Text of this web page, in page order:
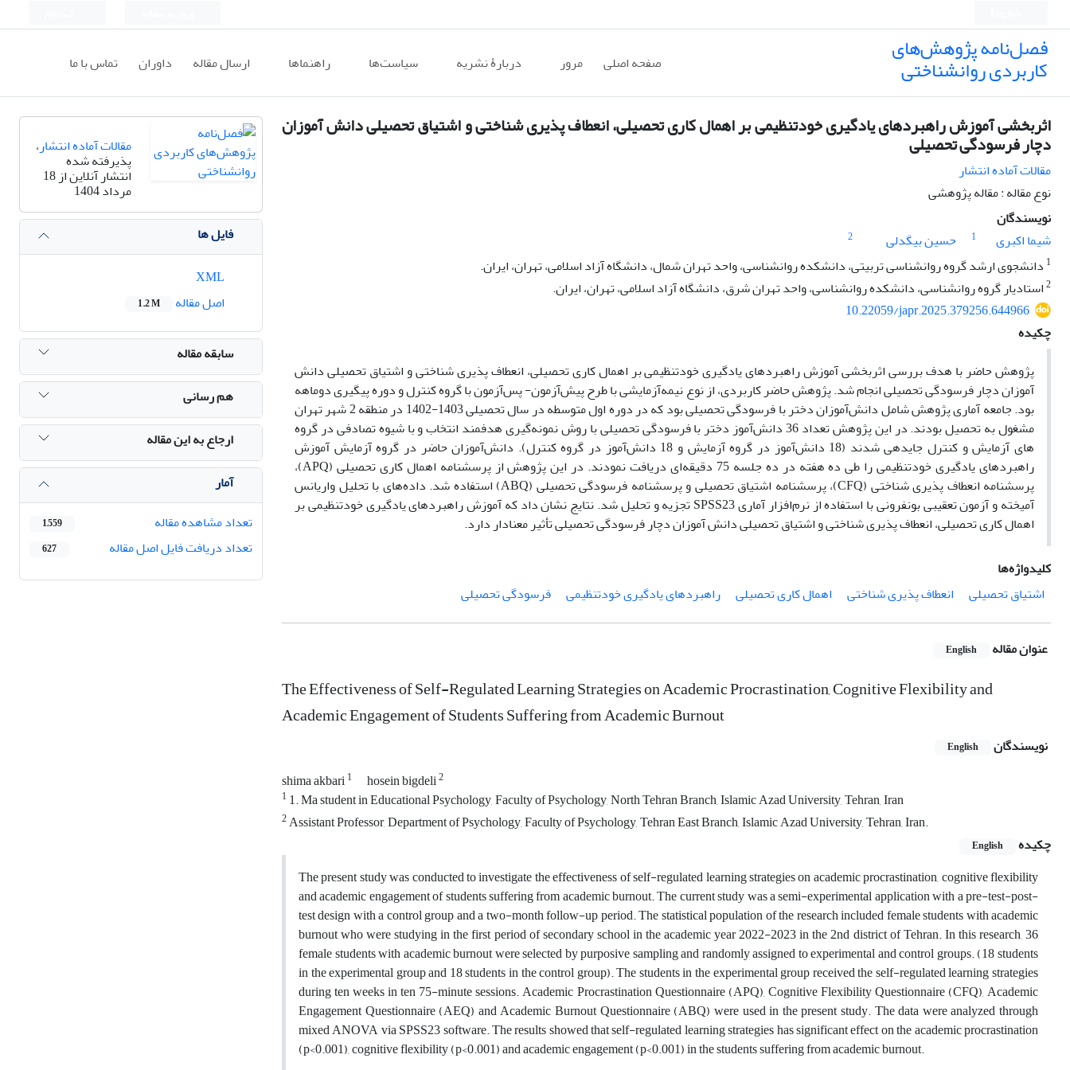
فصل‌نامه پژوهش‌های
کاربردی روانشناختی صفحه اصلی مرور دربارۀ نشریه سیاست‌ها راهنماها ارسال مقاله داوران تماس با ما
اثربخشی آموزش راهبردهای یادگیری خودتنظیمی بر اهمال کاری تحصیلی، انعطاف پذیری شناختی و اشتیاق تحصیلی دانش آموزان
دچار فرسودگی تحصیلی
مقالات آماده انتشار
نوع مقاله : مقاله پژوهشی
نویسندگان
شیما اکبری
1 حسین بیگدلی
2
1 دانشجوی ارشد گروه روانشناسی تربیتی، دانشکده روانشناسی، واحد تهران شمال، دانشگاه آزاد اسلامی، تهران، ایران.
2استادیار گروه روانشناسی، دانشکده روانشناسی، واحد تهران شرق، دانشگاه آزاد اسلامی، تهران، ایران.
10.22059/japr.2025.379256.644966
چکیده
پژوهش حاضر با هدف بررسی اثربخشی آموزش راهبردهای یادگیری خودتنظیمی بر اهمال کاری تحصیلی، انعطاف پذیری شناختی و اشتیاق تحصیلی دانش
آموزان دچار فرسودگی تحصیلی انجام شد. پژوهش حاضر کاربردی، از نوع نیمه‌آزمایشی با طرح پیش‌آزمون- پس‌آزمون با گروه کنترل و دوره پیگیری دوماهه
بود. جامعه آماری پژوهش شامل دانش‌آموزان دختر با فرسودگی تحصیلی بود که در دوره اول متوسطه در سال تحصیلی 1403-1402 در منطقه 2 شهر تهران
مشغول به تحصیل بودند. در این پژوهش تعداد 36 دانش‌آموز دختر با فرسودگی تحصیلی با روش نمونه‌گیری هدفمند انتخاب و با شیوه تصادفی در گروه
های آزمایش و کنترل جایدهی شدند (18 دانش‌آموز در گروه آزمایش و 18 دانش‌آموز در گروه کنترل). دانش‌آموزان حاضر در گروه آزمایش آموزش
راهبردهای یادگیری خودتنظیمی را طی ده هفته در ده جلسه 75 دقیقه‌ای دریافت نمودند. در این پژوهش از پرسشنامه اهمال کاری تحصیلی (APQ)،
پرسشنامه انعطاف پذیری شناختی (CFQ)، پرسشنامه اشتیاق تحصیلی و پرسشنامه فرسودگی تحصیلی (ABQ) استفاده شد. داده‌های با تحلیل واریانس
آمیخته و آزمون تعقیبی بونفرونی با استفاده از نرم‌افزار آماری SPSS23 تجزیه و تحلیل شد. نتایج نشان داد که آموزش راهبردهای یادگیری خودتنظیمی بر
اهمال کاری تحصیلی، انعطاف پذیری شناختی و اشتیاق تحصیلی دانش آموزان دچار فرسودگی تحصیلی تأثیر معنادار دارد.
کلیدواژه‌ها
اشتیاق تحصیلی
انعطاف پذیری شناختی اهمال کاری تحصیلی راهبردهای یادگیری خودتنظیمی فرسودگی تحصیلی
عنوان مقاله English
The Effectiveness of Self-Regulated Learning Strategies on Academic Procrastination, Cognitive Flexibility and
Academic Engagement of Students Suffering from Academic Burnout
نویسندگان English
shima akbari1 hosein bigdeli2
1 1. Ma student in Educational Psychology, Faculty of Psychology, North Tehran Branch, Islamic Azad University, Tehran, Iran
2Assistant Professor, Department of Psychology, Faculty of Psychology, Tehran East Branch, Islamic Azad University, Tehran, Iran.
چکیده
English
The present study was conducted to investigate the effectiveness of self-regulated learning strategies on academic procrastination, cognitive flexibility
and academic engagement of students suffering from academic burnout. The current study was a semi-experimental application with a pre-test-post-
test design with a control group and a two-month follow-up period. The statistical population of the research included female students with academic
burnout who were studying in the first period of secondary school in the academic year 2022-2023 in the 2nd district of Tehran. In this research, 36
female students with academic burnout were selected by purposive sampling and randomly assigned to experimental and control groups. (18 students
in the experimental group and 18 students in the control group). The students in the experimental group received the self-regulated learning strategies
during ten weeks in ten 75-minute sessions. Academic Procrastination Questionnaire (APQ), Cognitive Flexibility Questionnaire (CFQ), Academic
Engagement Questionnaire (AEQ) and Academic Burnout Questionnaire (ABQ) were used in the present study. The data were analyzed through
mixed ANOVA via SPSS23 software. The results showed that self-regulated learning strategies has significant effect on the academic procrastination
(p<0.001), cognitive flexibility (p<0.001) and academic engagement (p<0.001) in the students suffering from academic burnout.
مقالات آماده انتشار،
پذیرفته شده
انتشار آنلاین از 18
مرداد 1404
فایل ها
اصل مقاله
1.2 M
سابقه مقاله
هم رسانی
ارجاع به این مقاله
آمار
تعداد مشاهده مقاله
1,559
تعداد دریافت فایل اصل مقاله 627